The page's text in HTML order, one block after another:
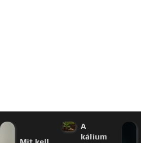
A
kálium